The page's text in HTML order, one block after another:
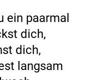
ein paarmal
dich,
dich,
langsam